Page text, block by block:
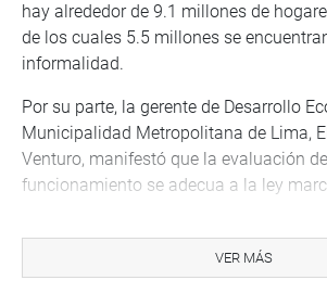
hay alrededor de 9.1 millones de
de los cuales 5.5 millones se
informalidad.
Por su parte, la gerente de Desarrollo
Municipalidad Metropolitana de Lima,
Venturo, manifestó que la evaluación
funcionamiento se adecua a la ley
otorgamos primero la licencia de
posteriormente se va a defensa civil»,
VER MÁS